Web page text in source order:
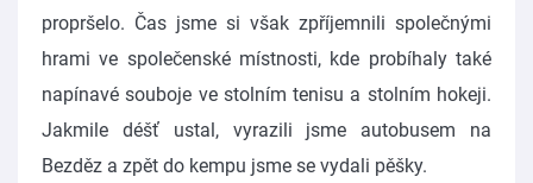
propršelo. Čas jsme si však zpříjemnili společnými
hrami ve společenské místnosti, kde probíhaly také
napínavé souboje ve stolním tenisu a stolním hokeji.
Jakmile déšť ustal, vyrazili jsme autobusem na
Bezděz a zpět do kempu jsme se vydali pěšky.